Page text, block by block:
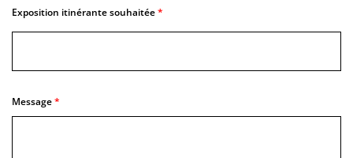
Exposition itinérante souhaitée
Message